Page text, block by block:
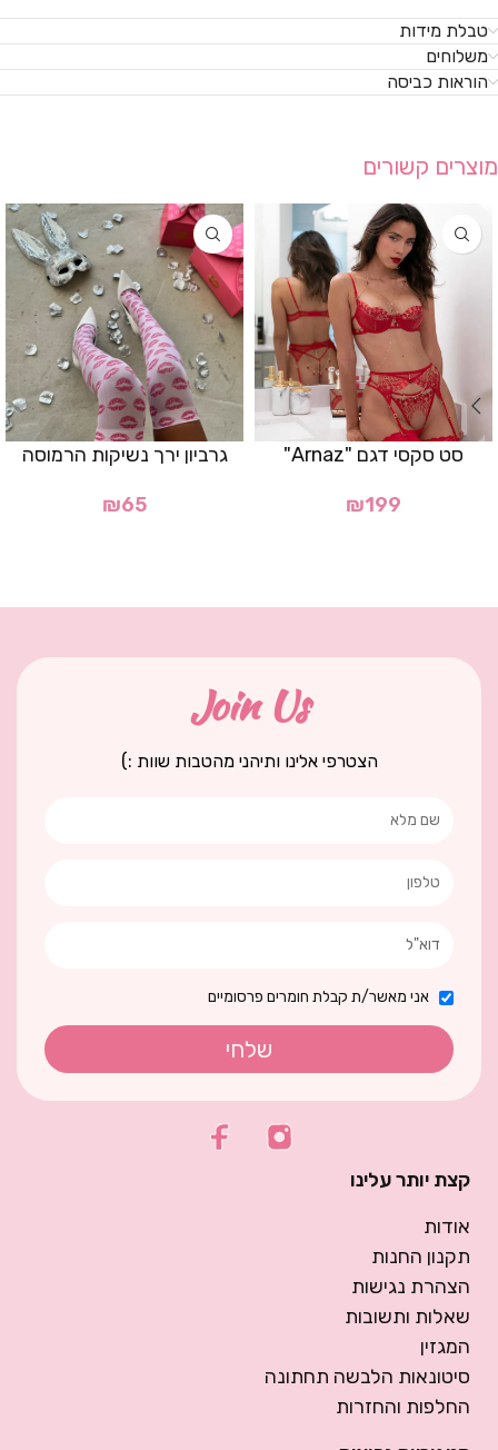
טבלת מידות
משלוחים
הוראות כביסה
מוצרים קשורים
סט סקסי דגם "Arnaz"
₪199
גרביון ירך נשיקות הרמוסה
₪65
Join Us
הצטרפי אלינו ותיהני מהטבות שוות :)
אני מאשר/ת קבלת חומרים פרסומיים
שלחי
קצת יותר עלינו
אודות
תקנון החנות
הצהרת נגישות
שאלות ותשובות
המגזין
סיטונאות הלבשה תחתונה
החלפות והחזרות